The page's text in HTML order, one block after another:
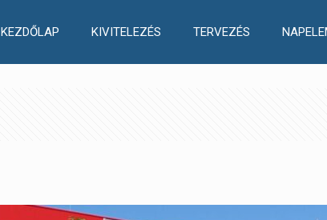
KEZDŐLAP KIVITELEZÉS TERVEZÉS